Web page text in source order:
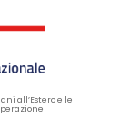
all’Estero e le